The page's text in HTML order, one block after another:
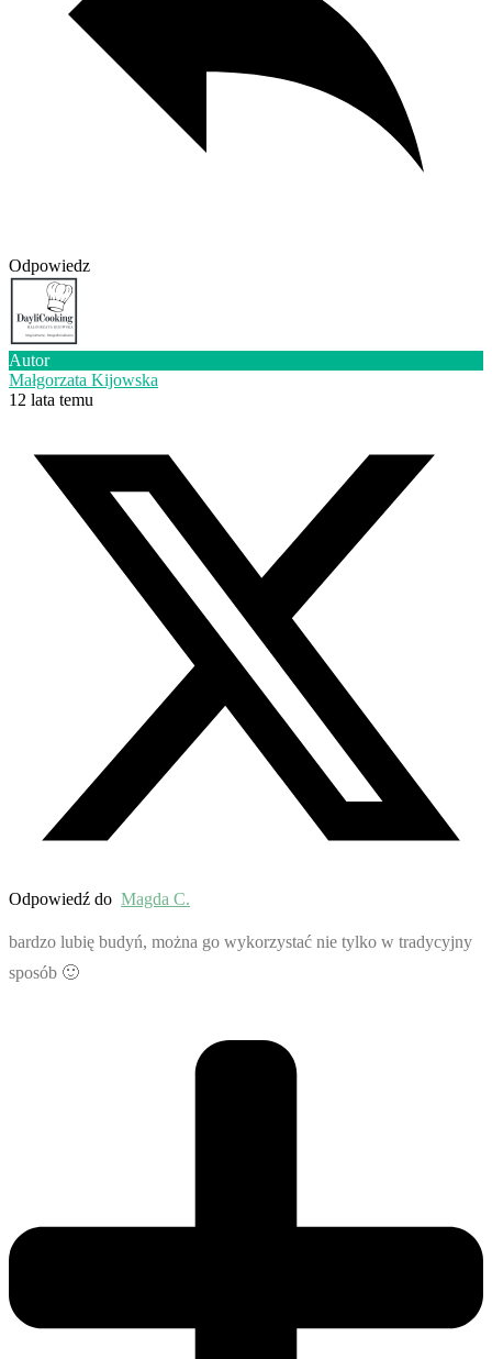
Odpowiedz
Autor
Małgorzata Kijowska
12 lata temu
Odpowiedź do Magda C.
bardzo lubię budyń, można go wykorzystać nie tylko w tradycyjny
sposób 🙂